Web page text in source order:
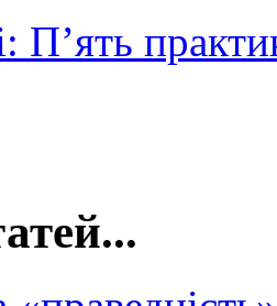
П’ять